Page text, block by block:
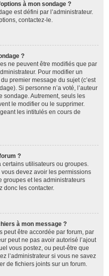
à mon sondage ?
est défini par l’administrateur.
contactez-le.
?
ne peuvent être modifiés que par
Pour modifier un
du premier message du sujet (c’est
Si personne n’a voté, l’auteur
sondage. Autrement, seuls les
le modifier ou le supprimer.
les intitulés en cours de
?
utilisateurs ou groupes.
vous devez avoir les permissions
groupes et les administrateurs
donc les contacter.
à mon message ?
peut être accordée par forum, par
peut ne pas avoir autorisé l’ajout
vous postez, ou peut-être que
l’administrateur si vous ne savez
de fichiers joints sur un forum.